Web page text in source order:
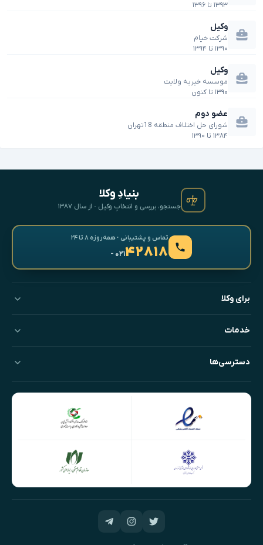
۱۳۹۳ تا ۱۳۹۶
وکیل
شرکت خیام
۱۳۹۰ تا ۱۳۹۴
وکیل
موسسه خیریه ولایت
۱۳۹۰ تا کنون
عضو دوم
شورای حل اختلاف منطقه 18تهران
۱۳۸۴ تا ۱۳۹۰
بنیادِ وکلا
جستجو، بررسی و انتخابِ وکیل · از سال ۱۳۸۷
تماس و پشتیبانی · همه‌روزه ۸ تا ۲۴
۴۲۸۱۸- ۰۲۱
برای وکلا
خدمات
دسترسی‌ها